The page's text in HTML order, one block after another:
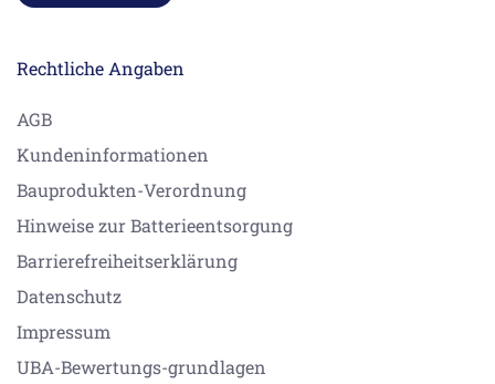
Rechtliche Angaben
AGB
Kundeninformationen
Bauprodukten-Verordnung
Hinweise zur Batterieentsorgung
Barrierefreiheitserklärung
Datenschutz
Impressum
UBA-Bewertungs-grundlagen